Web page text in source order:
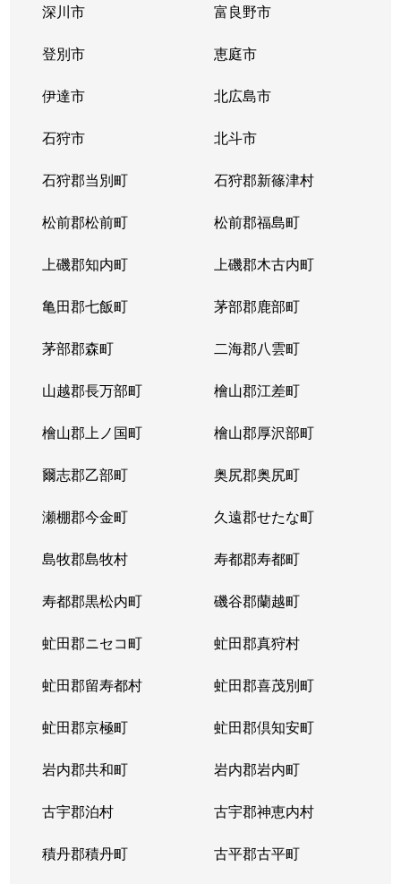
北４３条東
栄町(札幌)
北４６条東
栄町(札幌)
北４６条東
栄町(札幌)
東苗穂５条
元町(札幌)
伏古４条
環状通東
本町２条
環状通東
深川市 富良野市
登別市 恵庭市
伊達市 北広島市
石狩市 北斗市
石狩郡当別町 石狩郡新篠津村
松前郡松前町 松前郡福島町
上磯郡知内町 上磯郡木古内町
亀田郡七飯町 茅部郡鹿部町
茅部郡森町 二海郡八雲町
山越郡長万部町 檜山郡江差町
檜山郡上ノ国町 檜山郡厚沢部町
爾志郡乙部町 奥尻郡奥尻町
瀬棚郡今金町 久遠郡せたな町
島牧郡島牧村 寿都郡寿都町
寿都郡黒松内町 磯谷郡蘭越町
虻田郡ニセコ町 虻田郡真狩村
虻田郡留寿都村 虻田郡喜茂別町
虻田郡京極町 虻田郡倶知安町
岩内郡共和町 岩内郡岩内町
古宇郡泊村 古宇郡神恵内村
積丹郡積丹町 古平郡古平町